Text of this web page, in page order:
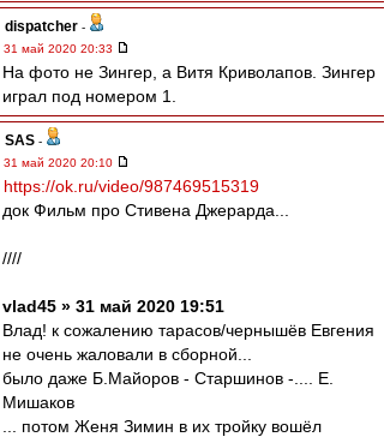
dispatcher -
31 май 2020 20:33
На фото не Зингер, а Витя Криволапов. Зингер
играл под номером 1.
SAS -
31 май 2020 20:10
https://ok.ru/video/987469515319
док Фильм про Стивена Джерарда...
////
vlad45 » 31 май 2020 19:51
Влад! к сожалению тарасов/чернышёв Евгения
не очень жаловали в сборной...
было даже Б.Майоров - Старшинов -.... Е.
Мишаков
... потом Женя Зимин в их тройку вошёл